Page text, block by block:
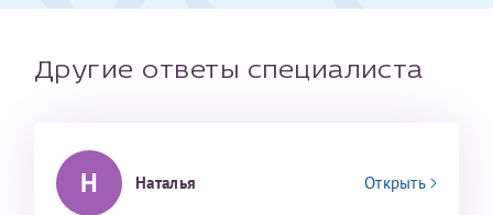
Другие ответы специалиста
Н Наталья Открыть